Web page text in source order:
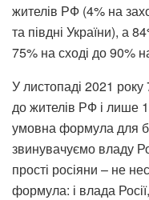
жителів РФ (4% на
та півдні України), а
75% на сході до 90%
У листопаді 2021 року
до жителів РФ і лише
умовна формула для
звинувачуємо владу
прості росіяни – не
формула: і влада